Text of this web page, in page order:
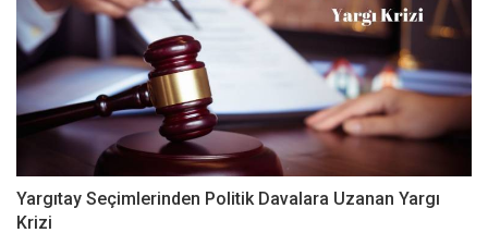
Yargıtay Seçimlerinden Politik Davalara Uzanan Yargı
Krizi